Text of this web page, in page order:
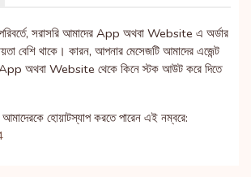
সরাসরি আমাদের App অথবা Website এ অর্ডার
বেশি থাকে। কারন, আপনার মেসেজটি আমাদের এজেন্ট
App অথবা Website থেকে কিনে স্টক আউট করে দিতে
হোয়াটস্যাপ করতে পারেন এই নম্বরে: